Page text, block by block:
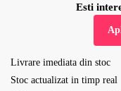
Esti
Livrare imediata din stoc
Stoc actualizat in timp real